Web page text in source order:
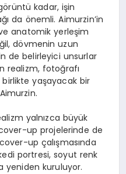
kadar, işin
da önemli. Aimurzin’in
ve anatomik yerleşim
dövmenin uzun
de belirleyici unsurlar
realizm, fotoğrafı
yaşayacak bir
yalnızca büyük
up projelerinde de
up çalışmasında
portresi, soyut renk
yeniden kuruluyor.